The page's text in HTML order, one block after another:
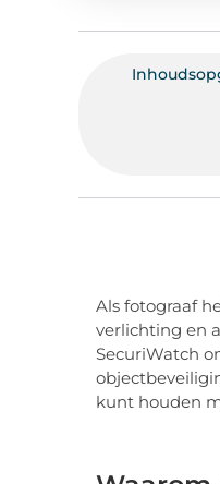
Als fotograaf
verlichting en
SecuriWatch
kunt houden